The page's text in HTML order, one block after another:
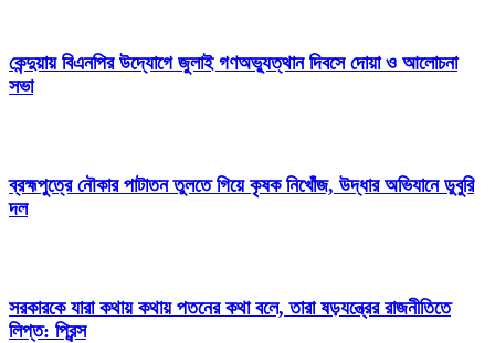
কেন্দুয়ায় বিএনপির উদ্যোগে জুলাই গণঅভ্যুত্থান দিবসে দোয়া ও আলোচনা
সভা
ব্রহ্মপুত্রে নৌকার পাটাতন তুলতে গিয়ে কৃষক নিখোঁজ, উদ্ধার অভিযানে ডুবুরি
দল
সরকারকে যারা কথায় কথায় পতনের কথা বলে, তারা ষড়যন্ত্রের রাজনীতিতে
লিপ্ত: প্রিন্স